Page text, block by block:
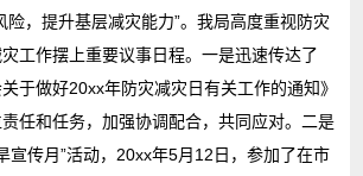
险，提升基层减灾能力”。我局高度重视防灾
工作摆上重要议事日程。一是迅速传达了
于做好20xx年防灾减灾日有关工作的通知》
任和任务，加强协调配合，共同应对。二是
宣传月”活动，20xx年5月12日，参加了在市